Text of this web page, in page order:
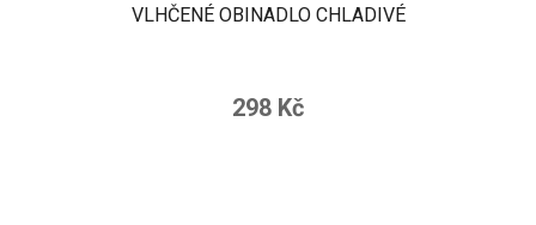
VLHČENÉ OBINADLO CHLADIVÉ
298 Kč